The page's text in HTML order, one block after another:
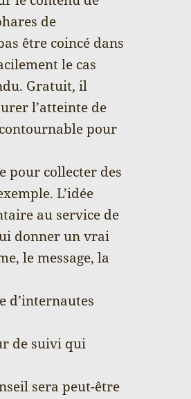
de
être coincé dans
le cas
Gratuit, il
l’atteinte de
pour
pour collecter des
L’idée
au service de
donner un vrai
le message, la
d’internautes
de suivi qui
sera peut-être